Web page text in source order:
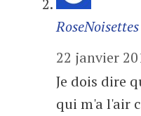
RoseNoisettes
22 janvier
Je dois dire
qui m'a l'air